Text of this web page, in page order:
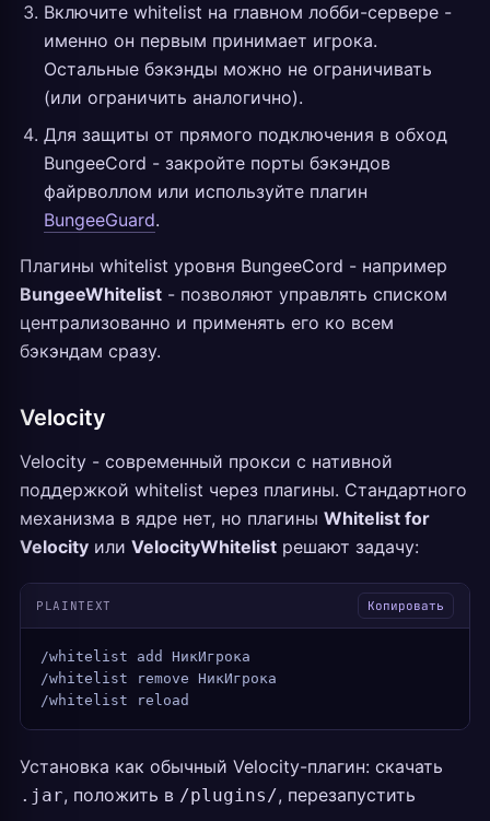
Включите whitelist на главном лобби-сервере -
именно он первым принимает игрока.
Остальные бэкэнды можно не ограничивать
(или ограничить аналогично).
Для защиты от прямого подключения в обход
BungeeCord - закройте порты бэкэндов
файрволлом или используйте плагин
BungeeGuard.
Плагины whitelist уровня BungeeCord - например
BungeeWhitelist - позволяют управлять списком
централизованно и применять его ко всем
бэкэндам сразу.
Velocity
Velocity - современный прокси с нативной
поддержкой whitelist через плагины. Стандартного
механизма в ядре нет, но плагины Whitelist for
Velocity или VelocityWhitelist решают задачу:
PLAINTEXT Копировать
/whitelist add НикИгрока
/whitelist remove НикИгрока
/whitelist reload
Установка как обычный Velocity-плагин: скачать
.jar, положить в /plugins/, перезапустить